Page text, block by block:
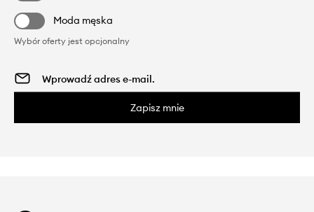
Moda męska
Wybór oferty jest opcjonalny
Zapisz mnie